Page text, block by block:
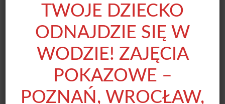
15:30-16:15
I a
kont.
ZGŁOŚ SIĘ
Brak miejsc - Lista
rezerwowa
TWOJE DZIECKO
ODNAJDZIE SIĘ W
WODZIE! ZAJĘCIA
POKAZOWE –
POZNAŃ, WROCŁAW,